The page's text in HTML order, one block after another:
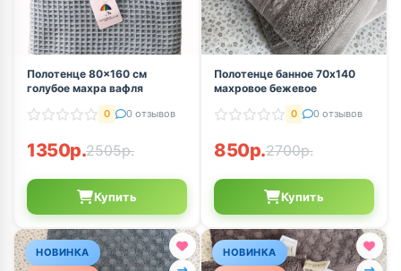
Полотенце 80×160 см
голубое махра вафля
0 0 отзывов
1350р.2505р.
Купить
Полотенце банное 70х140
махровое бежевое
0 0 отзывов
850р.2700р.
Купить
НОВИНКА НОВИНКА